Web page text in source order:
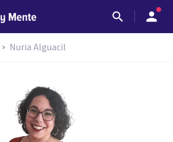
Nuria Alguacil